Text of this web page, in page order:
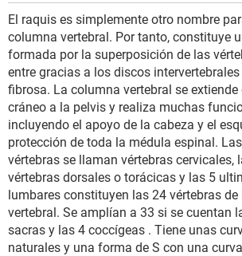
GLOSARIO
El raquis es simplemente otro nombre
columna vertebral. Por tanto, constituye
formada por la superposición de las
entre gracias a los discos
fibrosa. La columna vertebral se extiende
cráneo a la pelvis y realiza muchas
incluyendo el apoyo de la cabeza y el
protección de toda la médula espinal.
vértebras se llaman vértebras cervicales,
vértebras dorsales o torácicas y las 5
lumbares constituyen las 24 vértebras
vertebral. Se amplían a 33 si se cuentan
sacras y las 4 coccígeas . Tiene unas
naturales y una forma de S con una